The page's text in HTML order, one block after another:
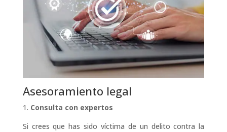
Asesoramiento legal
1. Consulta con expertos
Si crees que has sido víctima de un delito contra la